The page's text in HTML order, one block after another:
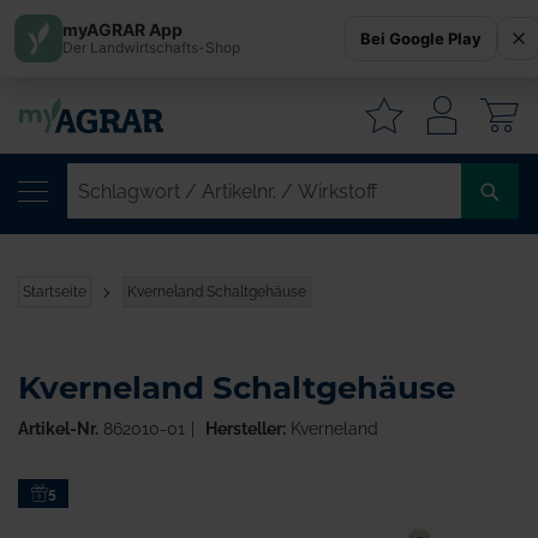
Startseite Kverneland Schaltgehäuse
Zum5
Kverneland Schaltgehäuse
Artikel-Nr. 862010-01 Hersteller:Kverneland
myAGRAR App
Der Landwirtschafts-Shop Bei Google Play